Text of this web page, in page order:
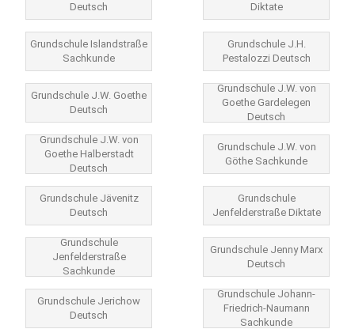
Deutsch
Diktate
Grundschule Islandstraße
Sachkunde
Grundschule J.H.
Pestalozzi Deutsch
Grundschule J.W. Goethe
Deutsch
Grundschule J.W. von
Goethe Gardelegen
Deutsch
Grundschule J.W. von
Goethe Halberstadt
Deutsch
Grundschule J.W. von
Göthe Sachkunde
Grundschule Jävenitz
Deutsch
Grundschule
Jenfelderstraße Diktate
Grundschule
Jenfelderstraße
Sachkunde
Grundschule Jenny Marx
Deutsch
Grundschule Jerichow
Deutsch
Grundschule Johann-
Friedrich-Naumann
Sachkunde